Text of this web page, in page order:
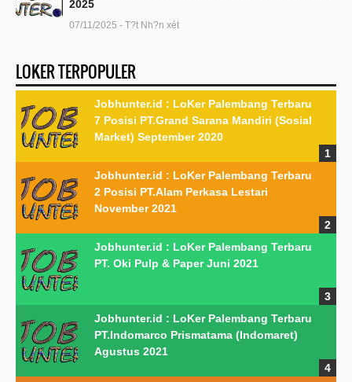
2025
07/11/2025 - T?t Nh?n xét
LOKER TERPOPULER
Jobhunter.id : LoKer Palembang Terbaru
7 Posisi PT.Grand Sarana Mandiri (Sosial
Market) September 2020
Jobhunter.id : LoKer Palembang Terbaru
2 Posisi PT.Alam Perkasa Lestari
November 2021
Jobhunter.id : LoKer Palembang Terbaru
PT. Oki Pulp & Paper Juni 2021
Jobhunter.id : LoKer Palembang Terbaru
PT.Indomarco Prismatama (Indomaret)
Agustus 2021